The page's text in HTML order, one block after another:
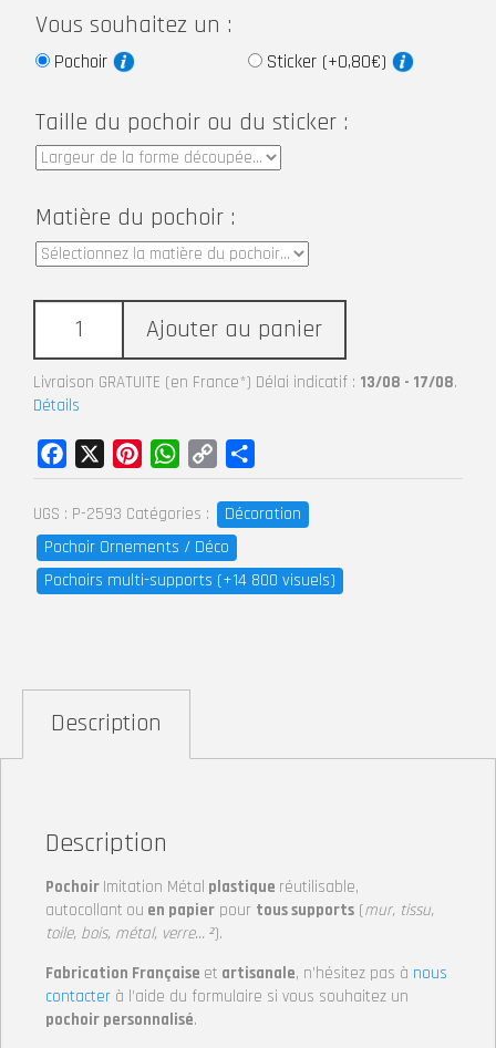
Vous souhaitez un :
Pochoir Sticker (+0,80€)
Taille du pochoir ou du sticker :
Matière du pochoir :
Ajouter au panier
Livraison GRATUITE (en France*) Délai indicatif : 13/08 - 17/08.
Détails
UGS : P-2593 Catégories :
Décoration
Pochoir Ornements / Déco
Pochoirs multi-supports (+14 800 visuels)
Facebook PinterestWhatsApp
Copy
Link
Description
Description
Pochoir Imitation Métal plastique réutilisable,
autocollant ou en papier pour tous supports (mur, tissu,
toile, bois, métal, verre… ²).
Fabrication Française et artisanale, n’hésitez pas à nous
contacter à l’aide du formulaire si vous souhaitez un
pochoir personnalisé.